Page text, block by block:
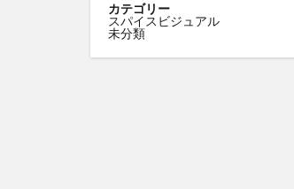
カテゴリー
スパイスビジュアル
未分類